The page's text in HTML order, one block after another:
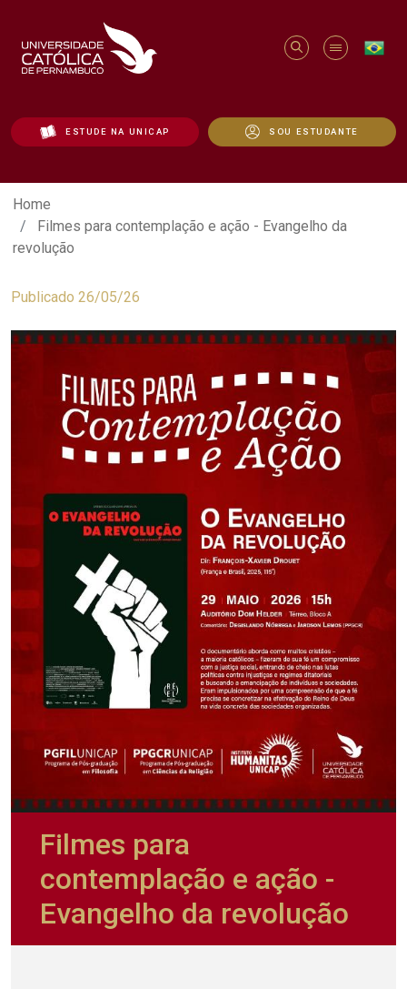
ESTUDE NA UNICAP SOU ESTUDANTE
Filmes para contemplação e ação -
Home
Filmes para contemplação e ação - Evangelho da
revolução
Publicado 26/05/26
Filmes para
contemplação e ação -
Evangelho da revolução